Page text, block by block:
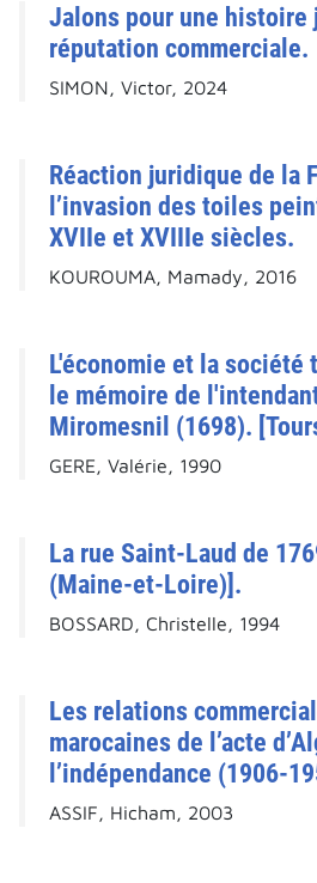
Jalons pour une histoire
réputation commerciale.
SIMON, Victor, 2024
Réaction juridique de la
l’invasion des toiles
XVIIe et XVIIIe siècles.
KOUROUMA, Mamady, 2016
L'économie et la société
le mémoire de
Miromesnil (1698).
GERE, Valérie, 1990
La rue Saint-Laud de
(Maine-et-Loire)].
BOSSARD, Christelle, 1994
Les relations
marocaines de l’acte
l’indépendance (1906-
ASSIF, Hicham, 2003